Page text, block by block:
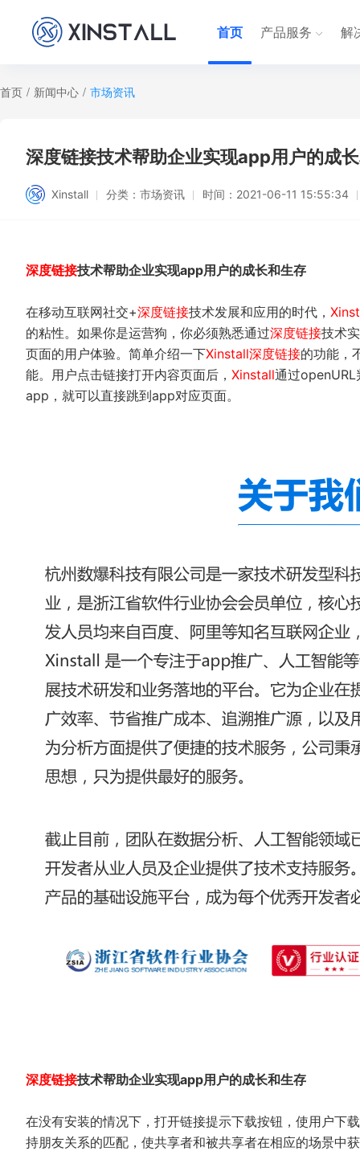
首页 产品服务 解
首页 / 新闻中心 / 市场资讯
深度链接技术帮助企业实现app用户的成
Xinstall 分类： 市场资讯 时间： 2021-06-11 15:55:34
深度链接技术帮助企业实现app用户的成长和生存
在移动互联网社交+深度链接技术发展和应用的时代，
的粘性。如果你是运营狗，你必须熟悉通过深度链接技术
页面的用户体验。简单介绍一下Xinstall深度链接的功能，
能。用户点击链接打开内容页面后， Xinstall通过openURL
app，就可以直接跳到app对应页面。
深度链接技术帮助企业实现app用户的成长和生存
在没有安装的情况下，打开链接提示下载按钮，使用户下
持朋友关系的匹配，使共享者和被共享者在相应的场景中